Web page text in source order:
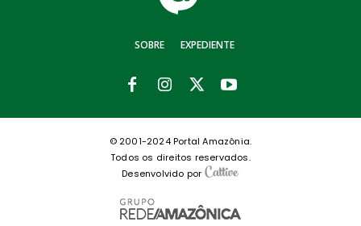
SOBRE EXPEDIENTE
© 2001-2024 Portal Amazônia.
Todos os direitos reservados.
Desenvolvido por